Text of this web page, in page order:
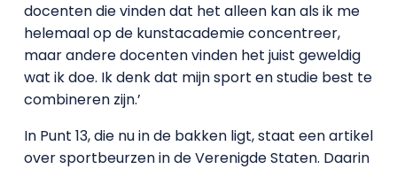
docenten die vinden dat het alleen kan als ik me
helemaal op de kunstacademie concentreer,
maar andere docenten vinden het juist geweldig
wat ik doe. Ik denk dat mijn sport en studie best te
combineren zijn.’
In Punt 13, die nu in de bakken ligt, staat een artikel
over sportbeurzen in de Verenigde Staten. Daarin